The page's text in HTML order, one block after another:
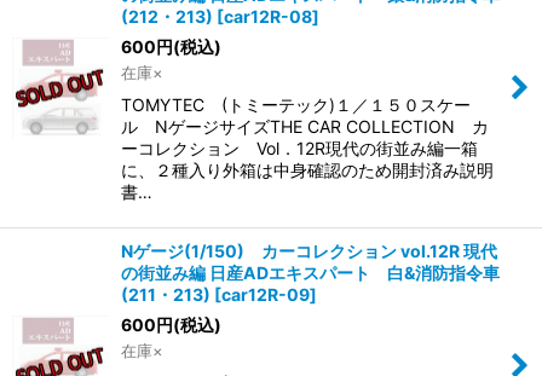
(212・213) [car12R-08]
600円(税込)
在庫×
TOMYTEC (トミーテック)１／１５０スケー
ル NゲージサイズTHE CAR COLLECTION カ
ーコレクション Vol．12R現代の街並み編一箱
に、２種入り外箱は中身確認のため開封済み説明
書…
Nゲージ(1/150) カーコレクション vol.12R 現代
の街並み編 日産ADエキスパート 白&消防指令車
(211・213) [car12R-09]
600円(税込)
在庫×